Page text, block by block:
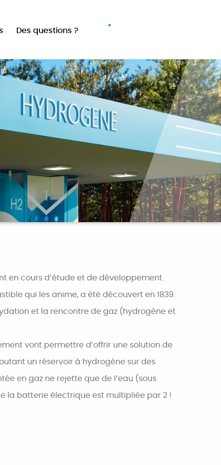
Des questions ?
Navigation
secondaire
en cours d’étude et de développement.
qui les anime, a été découvert en 1839.
et la rencontre de gaz (hydrogène et
vont permettre d’offrir une solution de
un réservoir à hydrogène sur des
en gaz ne rejette que de l’eau (sous
la batterie électrique est multipliée par 2 !